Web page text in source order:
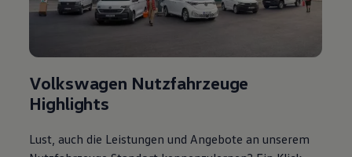
Volkswagen Nutzfahrzeuge
Highlights
Lust, auch die Leistungen und Angebote an unserem